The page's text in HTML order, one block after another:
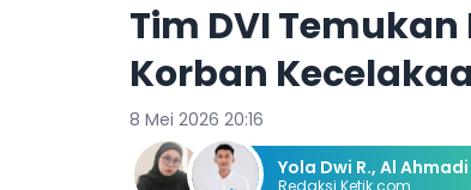
Tim DVI
Korban
8 Mei 2026 20:16
Yola Dwi R., Al Ahmadi
Redaksi Ketik.com